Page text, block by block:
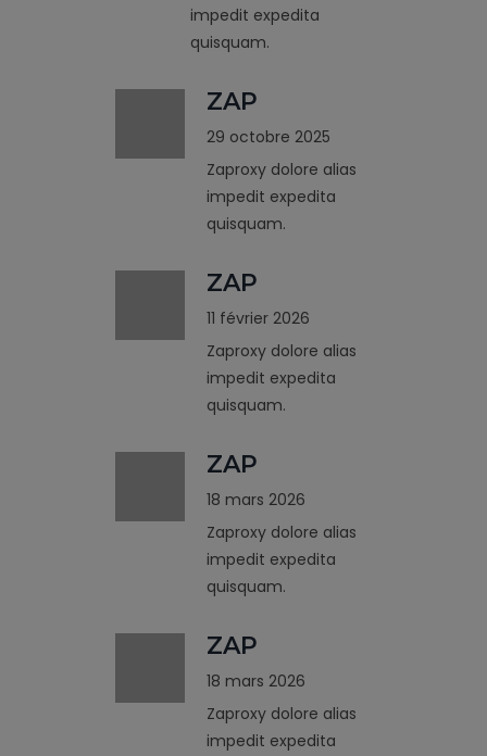
impedit expedita
quisquam.
ZAP
29 octobre 2025
Zaproxy dolore alias
impedit expedita
quisquam.
ZAP
11 février 2026
Zaproxy dolore alias
impedit expedita
quisquam.
ZAP
18 mars 2026
Zaproxy dolore alias
impedit expedita
quisquam.
ZAP
18 mars 2026
Zaproxy dolore alias
impedit expedita